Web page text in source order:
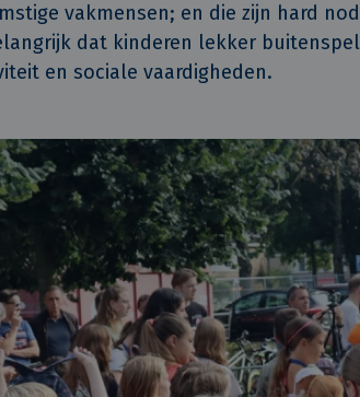
vakmensen; en die zijn hard
dat kinderen lekker
en sociale vaardigheden.